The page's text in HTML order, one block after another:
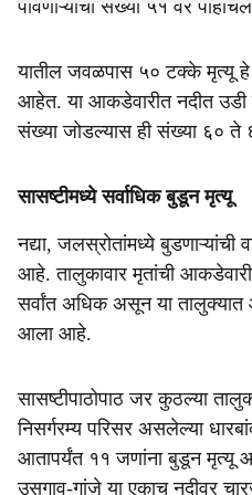
पावणाऱ्यांची संख्‍या ५१ वर
यातील जवळपास ५० टक्‍के मृत्‍यू हे
आहेत. या आकडेवारीत नदीत उडी
संख्‍या जोडल्‍यास ही संख्‍या ६०
सासष्‍टीमध्ये सर्वाधिक बुडून मृत्‍यू
नद्या, जलस्रोतांमध्‍ये बुडणाऱ्यांची
आहे. तालुकावार मृतांची आकडेवारी
सर्वांत अधिक असून या
आला आहे.
सासष्‍टीपाठोपाठ जर कुठल्‍या
निसर्गरम्‍य परिसर असलेल्‍या
आतापर्यंत ११ जणांना बुडून मृत्‍यू
उसगाव-गांजे या एकाच नदीवर